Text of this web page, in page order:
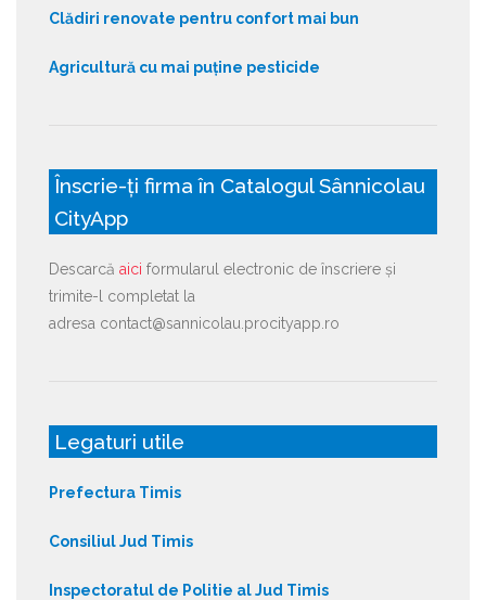
Clădiri renovate pentru confort mai bun
Agricultură cu mai puține pesticide
Înscrie-ți firma în Catalogul Sânnicolau
CityApp
Descarcă aici formularul electronic de înscriere și
trimite-l completat la
adresa contact@sannicolau.procityapp.ro
Legaturi utile
Prefectura Timis
Consiliul Jud Timis
Inspectoratul de Politie al Jud Timis